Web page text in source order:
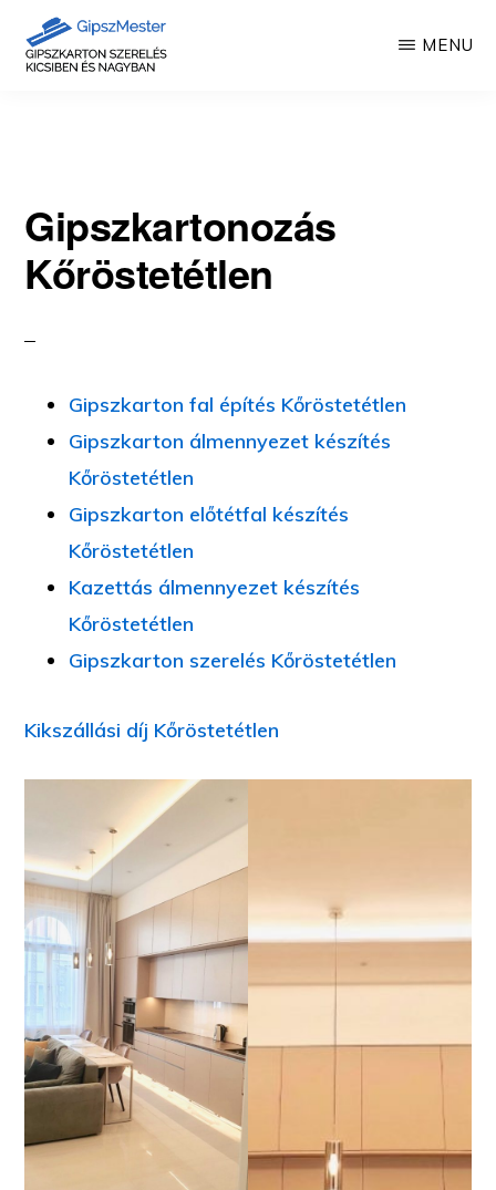
MENU
Gipszkartonozás
Kőröstetétlen
Gipszkarton fal építés Kőröstetétlen
Gipszkarton álmennyezet készítés
Kőröstetétlen
Gipszkarton előtétfal készítés
Kőröstetétlen
Kazettás álmennyezet készítés
Kőröstetétlen
Gipszkarton szerelés Kőröstetétlen
Kikszállási díj Kőröstetétlen